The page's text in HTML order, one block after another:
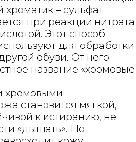
– сульфат
при реакции нитрата
Этот способ
для обработки
обуви. От него
название «хромовые
хромовыми
становится мягкой,
к истиранию, не
«дышать». По